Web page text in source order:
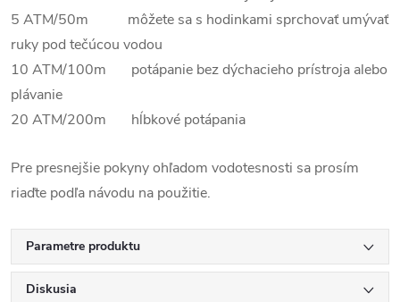
5 ATM/50m môžete sa s hodinkami sprchovať umývať
ruky pod tečúcou vodou
10 ATM/100m potápanie bez dýchacieho prístroja alebo
plávanie
20 ATM/200m hĺbkové potápania
Pre presnejšie pokyny ohľadom vodotesnosti sa prosím
riaďte podľa návodu na použitie.
Parametre produktu
Diskusia